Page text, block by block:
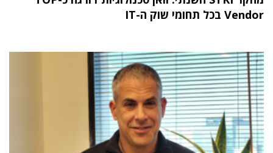
Vendor בכל תחומי שוק ה-IT